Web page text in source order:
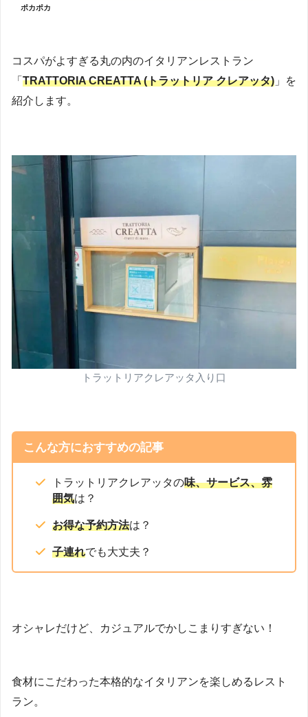
ポカポカ
コスパがよすぎる丸の内のイタリアンレストラン
「TRATTORIA CREATTA (トラットリア クレアッタ) 」を
紹介します。
トラットリアクレアッタ入り口
こんな方におすすめの記事
トラットリアクレアッタの味、サービス、雰
囲気は？
お得な予約方法は？
子連れでも大丈夫？
オシャレだけど、カジュアルでかしこまりすぎない！
食材にこだわった本格的なイタリアンを楽しめるレスト
ラン。